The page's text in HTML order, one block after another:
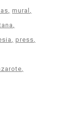
mural
press